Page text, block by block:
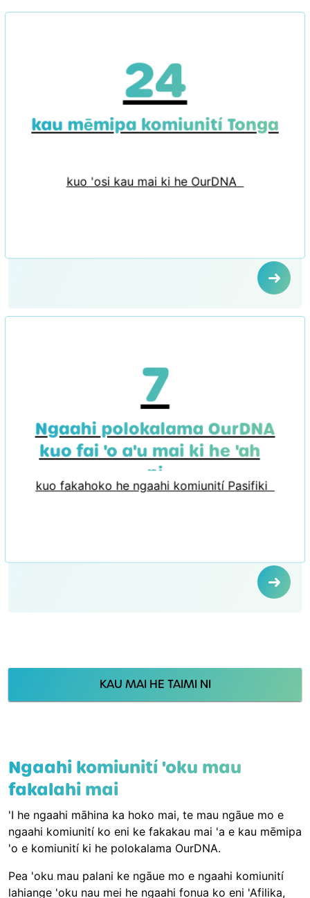
24
kau mēmipa komiunití Tonga
kuo 'osi kau mai ki he OurDNA
7
Ngaahi polokalama OurDNA
kuo fai 'o a'u mai ki he 'aho
ni
kuo fakahoko he ngaahi komiunití Pasifiki
KAU MAI HE TAIMI NI
Ngaahi komiunití 'oku mau
fakalahi mai
'I he ngaahi māhina ka hoko mai, te mau ngāue mo e
ngaahi komiunití ko eni ke fakakau mai 'a e kau mēmipa
'o e komiunití ki he polokalama OurDNA.
Pea 'oku mau palani ke ngāue mo e ngaahi komiunití
lahiange 'oku nau mei he ngaahi fonua ko eni 'Afilika,